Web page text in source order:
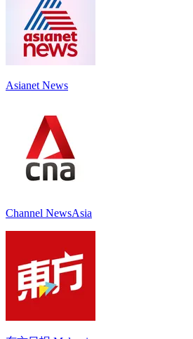
Asianet News
Channel NewsAsia